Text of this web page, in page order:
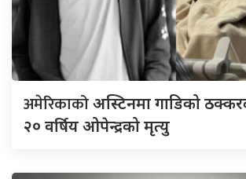
अमेरिकाकोअस्टिनमा गाडिको
२० वर्षिय ओपेन्द्रको मृत्यु